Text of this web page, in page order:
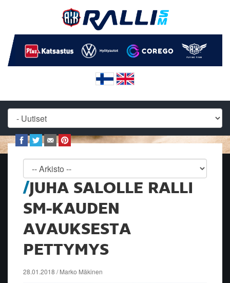
JUHA SALOLLE RALLI
SM-KAUDEN
AVAUKSESTA
PETTYMYS
28.01.2018 / Marko Mäkinen